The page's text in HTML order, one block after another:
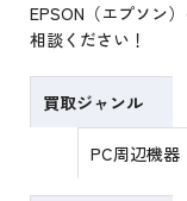
EPSON（エプソン
相談ください！
買取ジャンル
PC周辺機器